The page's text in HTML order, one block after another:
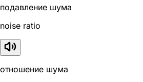
подавление шума
noise ratio
отношение шума